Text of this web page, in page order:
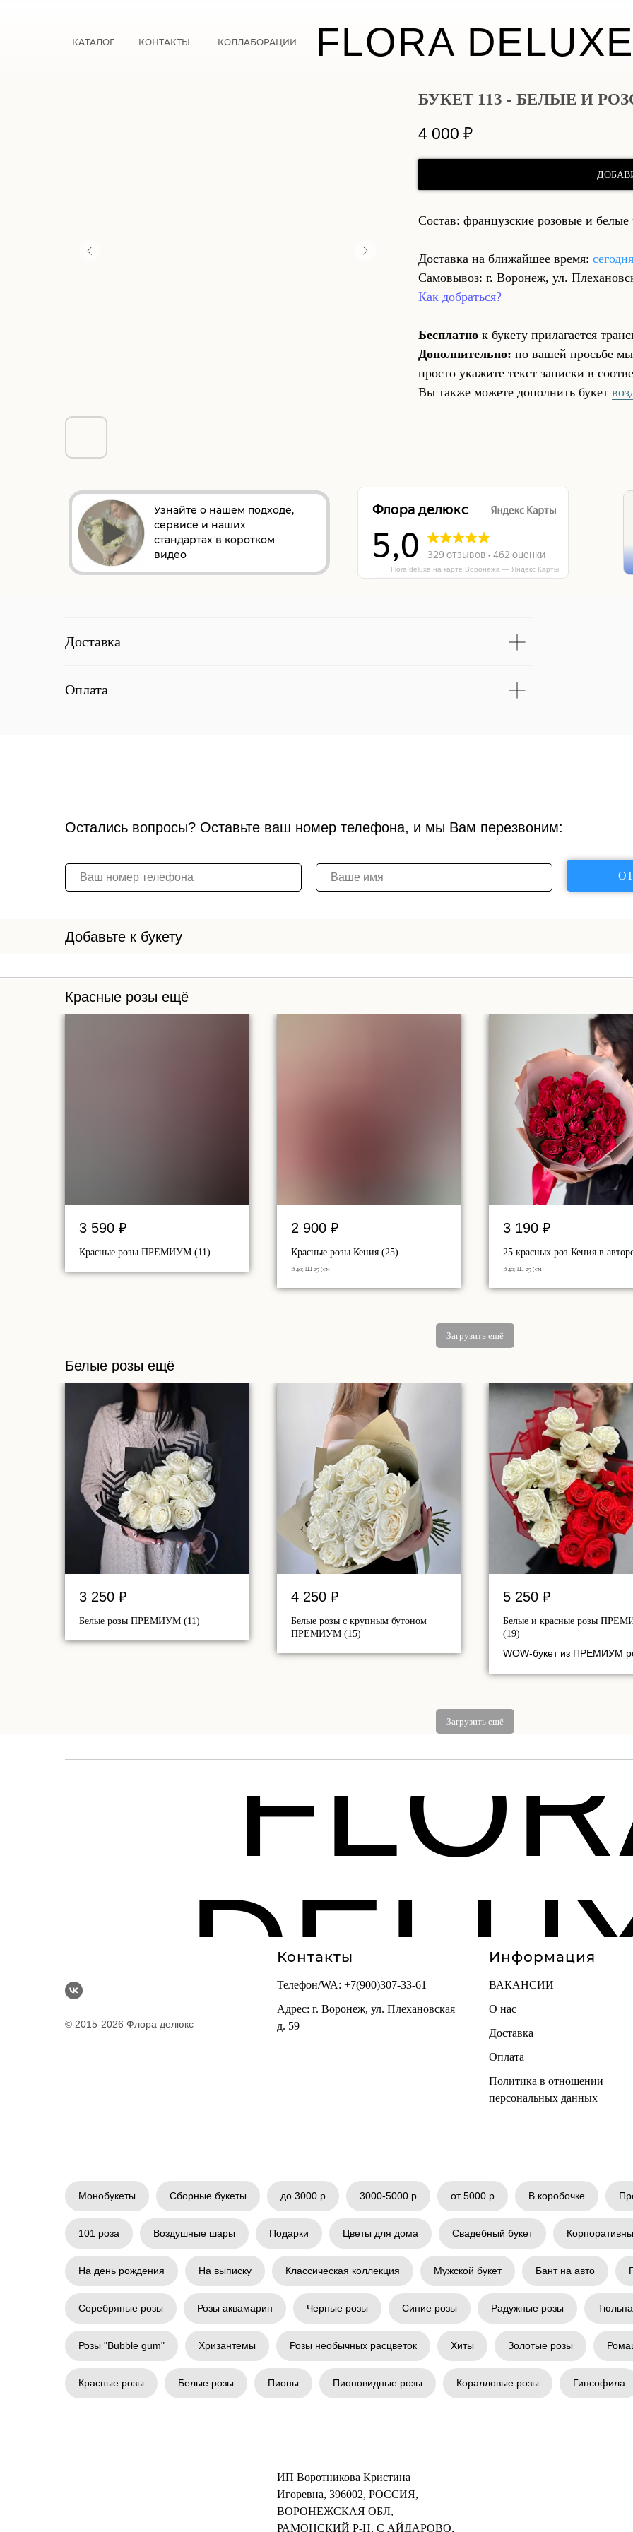
FLORA DELUXE
КАТАЛОГ КОНТАКТЫ КОЛЛАБОРАЦИИ
БУКЕТ 113 - БЕЛЫЕ И
4 000 ₽
Состав: французские розовые и белые
Доставка на ближайшее время:
Самовывоз: г. Воронеж, ул.
Как добраться?
Бесплатно к букету прилагается
Дополнительно: по вашей просьбе
просто укажите текст записки в
Вы также можете дополнить букет
Flora deluxe на карте Воронежа — Яндекс Карты
Узнайте о нашем подходе,
сервисе и наших
стандартах в коротком
видео
Доставка
Оплата
Остались вопросы? Оставьте ваш номер телефона, и мы Вам перезвоним:
Добавьте к букету
Красные розы ещё
3 590 ₽
Красные розы ПРЕМИУМ (11)
2 900 ₽
Красные розы Кения (25)
В 40; Ш 25 (см)
3 190 ₽
25 красных роз Кения в
В 40; Ш 25 (см)
Загрузить ещё
Белые розы ещё
3 250 ₽
Белые розы ПРЕМИУМ (11)
4 250 ₽
Белые розы с крупным бутоном
ПРЕМИУМ (15)
5 250 ₽
Белые и красные розы
(19)
WOW-букет из ПРЕМИУМ
Загрузить ещё
© 2015-2026 Флора делюкс
Контакты
Телефон/WA: +7(900)307-33-61
Адрес: г. Воронеж, ул. Плехановская
д. 59
Информация
ВАКАНСИИ
О нас
Доставка
Оплата
Политика в отношении
персональных данных
Монобукеты Сборные букеты до 3000 р 3000-5000 р от 5000 р В коробочке
101 роза Воздушные шары Подарки Цветы для дома Свадебный букет
На день рождения На выписку Классическая коллекция Мужской букет Бант на авто
Серебряные розы Розы аквамарин Черные розы Синие розы Радужные розы
Розы "Bubble gum" Хризантемы Розы необычных расцветок Хиты Золотые розы
Красные розы Белые розы Пионы Пионовидные розы Коралловые розы Гипсофила
ИП Воротникова Кристина
Игоревна, 396002, РОССИЯ,
ВОРОНЕЖСКАЯ ОБЛ,
РАМОНСКИЙ Р-Н, С АЙДАРОВО,